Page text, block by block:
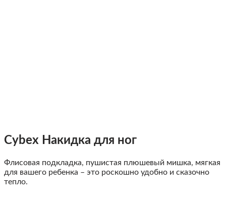
Сybex Накидка для ног
Флисовая подкладка, пушистая плюшевый мишка, мягкая
для вашего ребенка – это роскошно удобно и сказочно
тепло.